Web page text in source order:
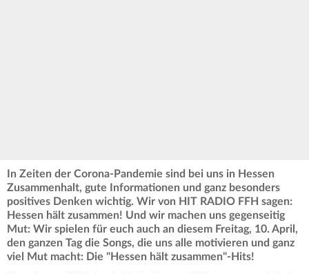
In Zeiten der Corona-Pandemie sind bei uns in Hessen
Zusammenhalt, gute Informationen und ganz besonders
positives Denken wichtig. Wir von HIT RADIO FFH sagen:
Hessen hält zusammen! Und wir machen uns gegenseitig
Mut: Wir spielen für euch auch an diesem Freitag, 10. April,
den ganzen Tag die Songs, die uns alle motivieren und ganz
viel Mut macht: Die "Hessen hält zusammen"-Hits!